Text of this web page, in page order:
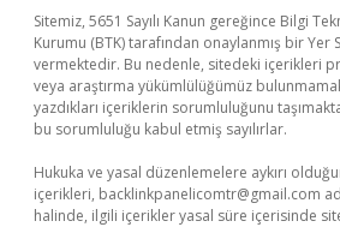
Sitemiz, 5651 Sayılı Kanun gereğince Bilgi
Kurumu (BTK) tarafından onaylanmış bir Yer
vermektedir. Bu nedenle, sitedeki içerikleri
veya araştırma yükümlülüğümüz
yazdıkları içeriklerin sorumluluğunu
bu sorumluluğu kabul etmiş sayılırlar.
Hukuka ve yasal düzenlemelere aykırı
içerikleri, backlinkpanelicomtr@gmail.com
halinde, ilgili içerikler yasal süre içerisinde